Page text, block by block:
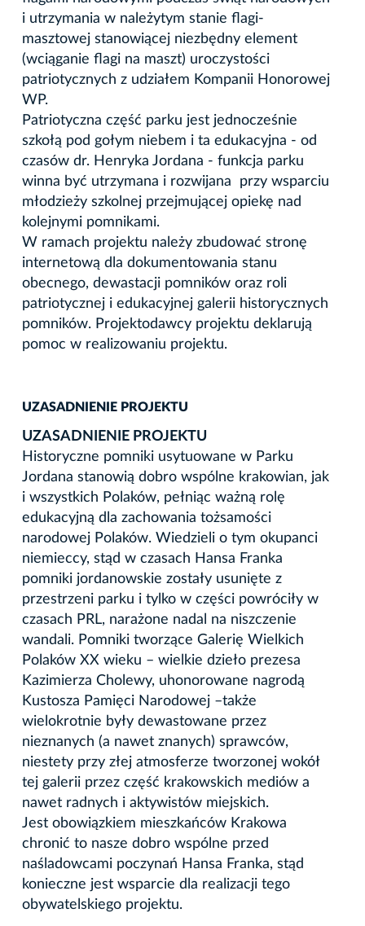
i utrzymania w należytym stanie flagi-
masztowej stanowiącej niezbędny element
(wciąganie flagi na maszt) uroczystości
patriotycznych z udziałem Kompanii Honorowej
WP.
Patriotyczna część parku jest jednocześnie
szkołą pod gołym niebem i ta edukacyjna - od
czasów dr. Henryka Jordana - funkcja parku
winna być utrzymana i rozwijana przy wsparciu
młodzieży szkolnej przejmującej opiekę nad
kolejnymi pomnikami.
W ramach projektu należy zbudować stronę
internetową dla dokumentowania stanu
obecnego, dewastacji pomników oraz roli
patriotycznej i edukacyjnej galerii historycznych
pomników. Projektodawcy projektu deklarują
pomoc w realizowaniu projektu.
UZASADNIENIE PROJEKTU
UZASADNIENIE PROJEKTU
Historyczne pomniki usytuowane w Parku
Jordana stanowią dobro wspólne krakowian, jak
i wszystkich Polaków, pełniąc ważną rolę
edukacyjną dla zachowania tożsamości
narodowej Polaków. Wiedzieli o tym okupanci
niemieccy, stąd w czasach Hansa Franka
pomniki jordanowskie zostały usunięte z
przestrzeni parku i tylko w części powróciły w
czasach PRL, narażone nadal na niszczenie
wandali. Pomniki tworzące Galerię Wielkich
Polaków XX wieku – wielkie dzieło prezesa
Kazimierza Cholewy, uhonorowane nagrodą
Kustosza Pamięci Narodowej –także
wielokrotnie były dewastowane przez
nieznanych (a nawet znanych) sprawców,
niestety przy złej atmosferze tworzonej wokół
tej galerii przez część krakowskich mediów a
nawet radnych i aktywistów miejskich.
Jest obowiązkiem mieszkańców Krakowa
chronić to nasze dobro wspólne przed
naśladowcami poczynań Hansa Franka, stąd
konieczne jest wsparcie dla realizacji tego
obywatelskiego projektu.